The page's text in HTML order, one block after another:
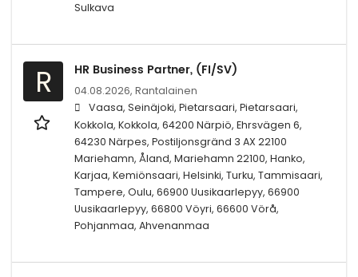
Sulkava
R HR Business Partner, (FI/SV)
04.08.2026, Rantalainen
Vaasa, Seinäjoki, Pietarsaari, Pietarsaari,
Kokkola, Kokkola, 64200 Närpiö, Ehrsvägen 6,
64230 Närpes, Postiljonsgränd 3 AX 22100
Mariehamn, Åland, Mariehamn 22100, Hanko,
Karjaa, Kemiönsaari, Helsinki, Turku, Tammisaari,
Tampere, Oulu, 66900 Uusikaarlepyy, 66900
Uusikaarlepyy, 66800 Vöyri, 66600 Vörå,
Pohjanmaa, Ahvenanmaa